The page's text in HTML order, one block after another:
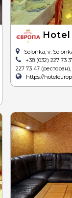
Hotel
Solonka, v.
+38 (032) 227 73
227 73 47
https://